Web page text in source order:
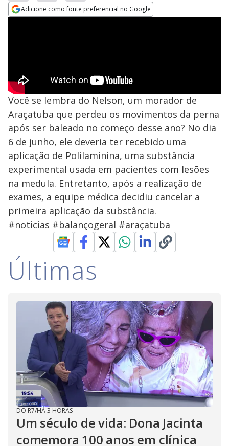
Adicione como fonte preferencial no Google
Você se lembra do Nelson, um morador de
Araçatuba que perdeu os movimentos da perna
após ser baleado no começo desse ano? No dia
6 de junho, ele deveria ter recebido uma
aplicação de Polilaminina, uma substância
experimental usada em pacientes com lesões
na medula. Entretanto, após a realização de
exames, a equipe médica decidiu cancelar a
primeira aplicação da substância.
#noticias #balançogeral #araçatuba
Últimas
DO R7/HÁ 3 HORAS
Um século de vida: Dona Jacinta
comemora 100 anos em clínica